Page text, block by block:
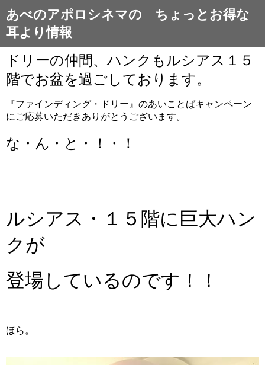
あべのアポロシネマの ちょっとお得な
耳より情報
ドリーの仲間、ハンクもルシアス１５
階でお盆を過ごしております。
『ファインディング・ドリー』のあいことばキャンペーン
にご応募いただきありがとうございます。
な・ん・と・！・！
ルシアス・１５階に巨大ハン
クが
登場しているのです！！
ほら。